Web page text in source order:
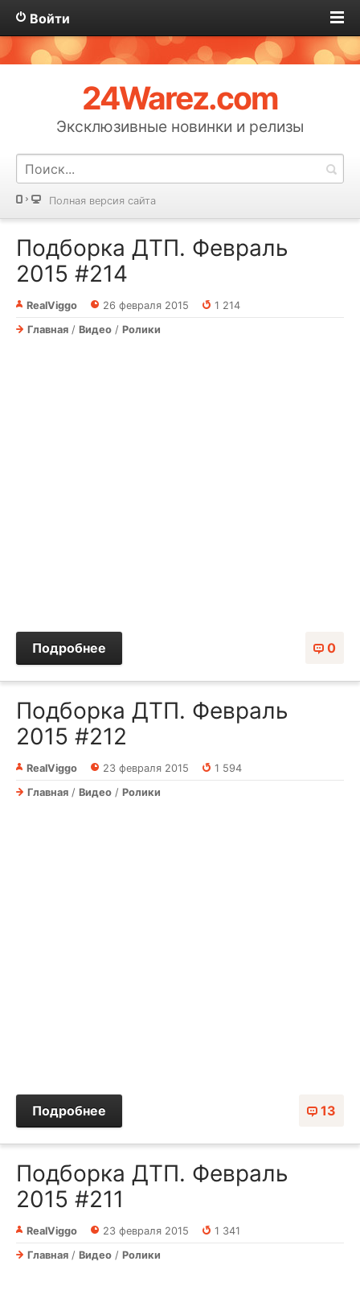
Войти
24Warez.com
Эксклюзивные новинки и релизы
Полная версия сайта
Подборка ДТП. Февраль
2015 #214
RealViggo 26 февраля 2015
1 214
Главная / Видео / Ролики
0
Подробнее
Подборка ДТП. Февраль
2015 #212
RealViggo 23 февраля 2015
1 594
Главная / Видео / Ролики
13
Подробнее
Подборка ДТП. Февраль
2015 #211
RealViggo 23 февраля 2015
1 341
Главная / Видео / Ролики